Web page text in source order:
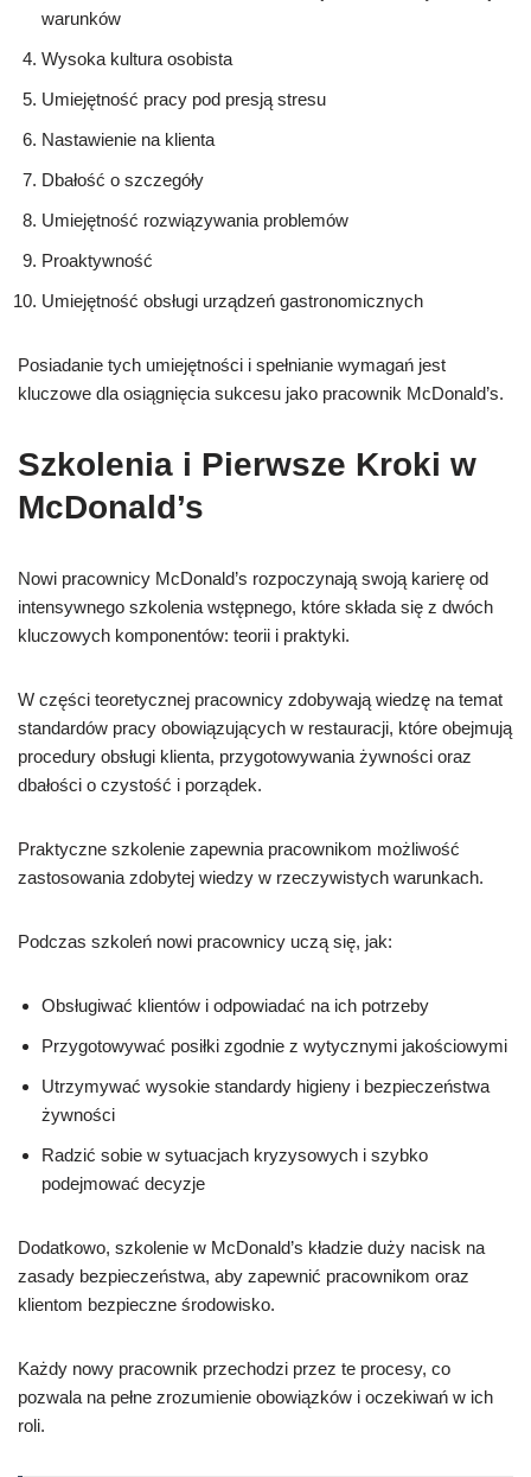
warunków
Wysoka kultura osobista
Umiejętność pracy pod presją stresu
Nastawienie na klienta
Dbałość o szczegóły
Umiejętność rozwiązywania problemów
Proaktywność
Umiejętność obsługi urządzeń gastronomicznych
Posiadanie tych umiejętności i spełnianie wymagań jest
kluczowe dla osiągnięcia sukcesu jako pracownik McDonald’s.
Szkolenia i Pierwsze Kroki w
McDonald’s
Nowi pracownicy McDonald’s rozpoczynają swoją karierę od
intensywnego szkolenia wstępnego, które składa się z dwóch
kluczowych komponentów: teorii i praktyki.
W części teoretycznej pracownicy zdobywają wiedzę na temat
standardów pracy obowiązujących w restauracji, które obejmują
procedury obsługi klienta, przygotowywania żywności oraz
dbałości o czystość i porządek.
Praktyczne szkolenie zapewnia pracownikom możliwość
zastosowania zdobytej wiedzy w rzeczywistych warunkach.
Podczas szkoleń nowi pracownicy uczą się, jak:
Obsługiwać klientów i odpowiadać na ich potrzeby
Przygotowywać posiłki zgodnie z wytycznymi jakościowymi
Utrzymywać wysokie standardy higieny i bezpieczeństwa
żywności
Radzić sobie w sytuacjach kryzysowych i szybko
podejmować decyzje
Dodatkowo, szkolenie w McDonald’s kładzie duży nacisk na
zasady bezpieczeństwa, aby zapewnić pracownikom oraz
klientom bezpieczne środowisko.
Każdy nowy pracownik przechodzi przez te procesy, co
pozwala na pełne zrozumienie obowiązków i oczekiwań w ich
roli.